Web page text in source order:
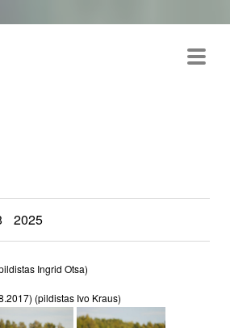
2025
Ingrid Otsa)
(pildistas Ivo Kraus)